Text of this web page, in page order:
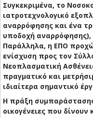
Συγκεκριμένα, το
ιατροτεχνολογικό
αναρρόφησης και ένα
υποδοχή αναρρόφησης),
Παράλληλα, η ΕΠΟ
ενίσχυση προς τον
Νεοπλασματική
πραγματικό και
ιδιαίτερα σημαντικό
Η πράξη
οικογένειες που